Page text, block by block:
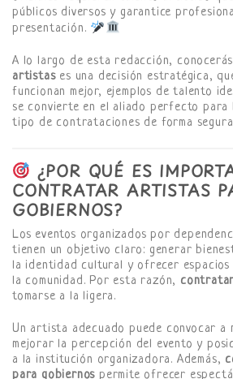
públicos diversos y garantice
presentación.
A lo largo de esta redacción,
artistases una decisión estratégica,
funcionan mejor, ejemplos de talento
se convierte en el aliado perfecto para
tipo de contrataciones de forma
¿POR QUÉ ES
CONTRATAR ARTISTAS
GOBIERNOS?
Los eventos organizados por
tienen un objetivo claro: generar
la identidad cultural y ofrecer espacios
la comunidad. Por esta razón,
tomarse a la ligera.
Un artista adecuado puede convocar a
mejorar la percepción del evento y
a la institución organizadora. Además,
para gobiernos permite ofrecer